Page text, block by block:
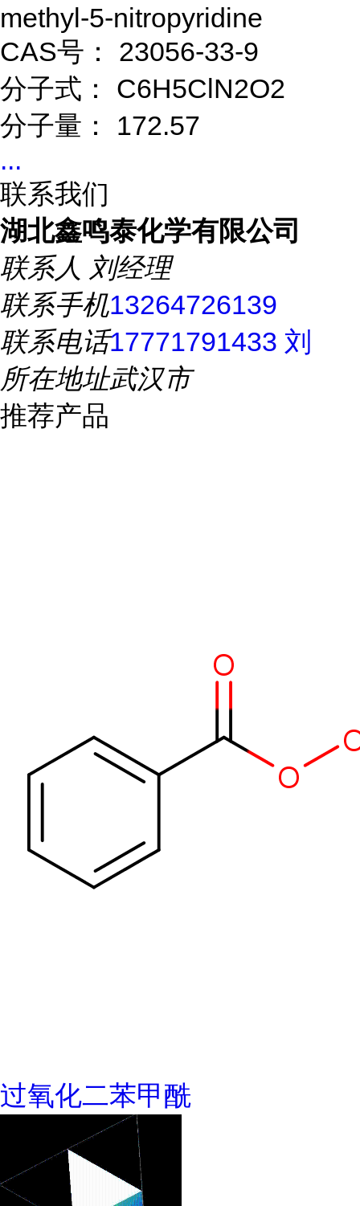
methyl-5-nitropyridine
CAS号： 23056-33-9
分子式： C6H5ClN2O2
分子量： 172.57
...
联系我们
湖北鑫鸣泰化学有限公司
联系人 刘经理
联系手机13264726139
联系电话17771791433 刘
所在地址武汉市
推荐产品
过氧化二苯甲酰